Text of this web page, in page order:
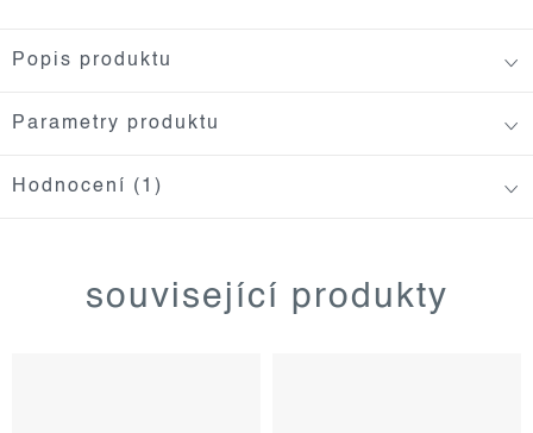
Popis produktu
Parametry produktu
Hodnocení (1)
související produkty